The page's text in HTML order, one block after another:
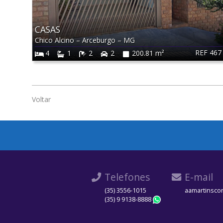
REF 467
CASAS
Chico Alcino–Arceburgo – MG
4
1 2 2 200.81 m²
Voltar
Telefones
(35) 3556-1015
(35) 9 9138-8888
E-mail